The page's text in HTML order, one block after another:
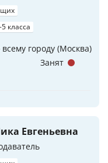
класса
городу (Москва)
Занят
Евгеньевна